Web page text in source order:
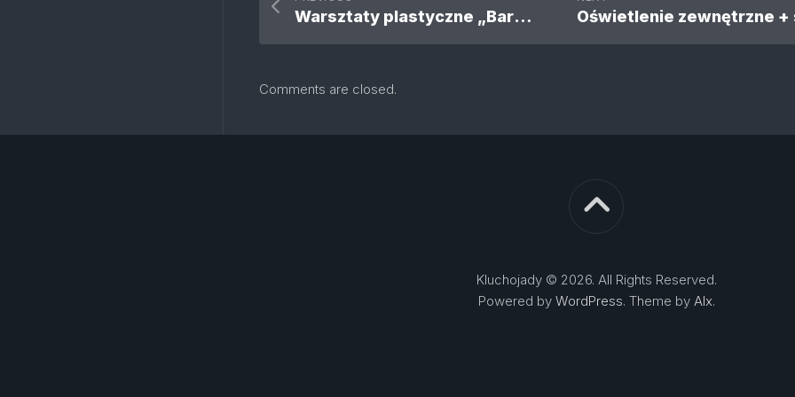
Warsztaty plastyczne „Barwy jesieni” w przedszkolu
Comments are closed.
Kluchojady © 2026. All Rights Reserved.
Powered by WordPress. Theme by Alx.